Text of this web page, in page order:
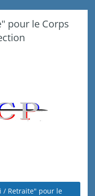
pour le Corps
/ Retraite" pour le